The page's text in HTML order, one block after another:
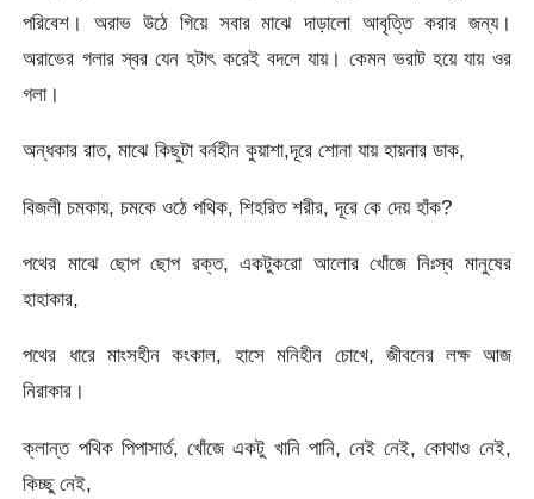
পরিবেশ। অরাভ উঠে গিয়ে সবার মাঝে দাড়ালো আবৃত্তি করার জন্য।
অরাভের গলার স্বর যেন হটাৎ করেই বদলে যায়। কেমন ভরাট হয়ে যায় ওর
গলা।
অন্ধকার রাত, মাঝে কিছুটা বর্নহীন কুয়াশা,দূরে শোনা যায় হায়নার ডাক,
বিজলী চমকায়, চমকে ওঠে পথিক, শিহরিত শরীর, দূরে কে দেয় হাঁক?
পথের মাঝে ছোপ ছোপ রক্ত, একটুকরো আলোর খোঁজে নিঃস্ব মানুষের
হাহাকার,
পথের ধারে মাংসহীন কংকাল, হাসে মনিহীন চোখে, জীবনের লক্ষ আজ
নিরাকার।
ক্লান্ত পথিক পিপাসার্ত, খোঁজে একটু খানি পানি, নেই নেই, কোথাও নেই,
কিচ্ছু নেই,